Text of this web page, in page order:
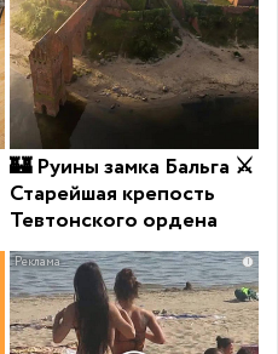
🏰 Руины замка Бальга ⚔️
Старейшая крепость
Тевтонского ордена
i